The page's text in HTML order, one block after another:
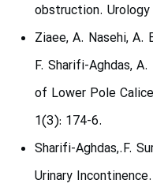
obstruction.
Ziaee, A. Nasehi, A.
F. Sharifi-Aghdas,
of Lower Pole
1(3): 174-6.
Sharifi-Aghdas,.F.
Urinary